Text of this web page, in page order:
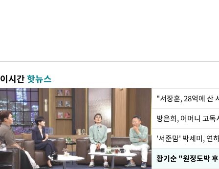
이시간핫뉴스
"서장훈, 28억에 산
방은희, 어머니 고
'서준맘' 박세미, 연
황기순 "원정도박